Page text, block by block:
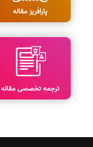
پارافریز مقاله
ترجمه تخصصی مقاله